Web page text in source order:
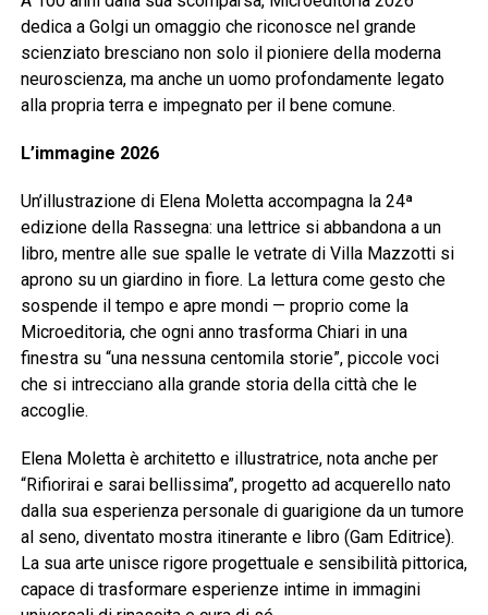
dedica a Golgi un omaggio che riconosce nel grande
scienziato bresciano non solo il pioniere della moderna
neuroscienza, ma anche un uomo profondamente legato
alla propria terra e impegnato per il bene comune.
L’immagine 2026
Un’illustrazione di Elena Moletta accompagna la 24ª
edizione della Rassegna: una lettrice si abbandona a un
libro, mentre alle sue spalle le vetrate di Villa Mazzotti si
aprono su un giardino in fiore. La lettura come gesto che
sospende il tempo e apre mondi — proprio come la
Microeditoria, che ogni anno trasforma Chiari in una
finestra su “una nessuna centomila storie”, piccole voci
che si intrecciano alla grande storia della città che le
accoglie.
Elena Moletta è architetto e illustratrice, nota anche per
“Rifiorirai e sarai bellissima”, progetto ad acquerello nato
dalla sua esperienza personale di guarigione da un tumore
al seno, diventato mostra itinerante e libro (Gam Editrice).
La sua arte unisce rigore progettuale e sensibilità pittorica,
capace di trasformare esperienze intime in immagini